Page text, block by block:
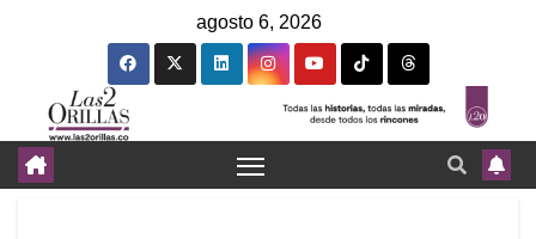
agosto 6, 2026